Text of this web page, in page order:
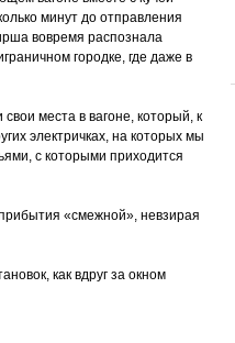
минут до отправления
вовремя распознала
городке, где даже в
места в вагоне, который, к
электричках, на которых мы
с которыми приходится
«смежной», невзирая
как вдруг за окном